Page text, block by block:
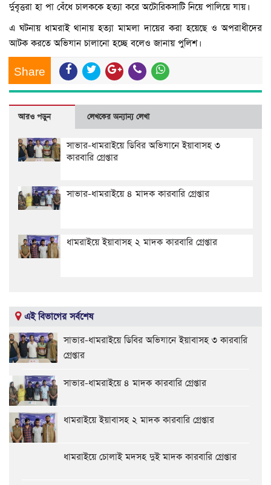
র্দুবৃত্তরা হা পা বেঁধে চালককে হত্যা করে অটোরিকসাটি নিয়ে পালিয়ে যায়।
এ ঘটনায় ধামরাই থানায় হত্যা মামলা দায়ের করা হয়েছে ও অপরাধীদের
আটক করতে অভিযান চালানো হচ্ছে বলেও জানায় পুলিশ।
Share
আরও পড়ুন লেখকের অন্যান্য লেখা
সাভার-ধামরাইয়ে ডিবির অভিযানে ইয়াবাসহ ৩
কারবারি গ্রেপ্তার
সাভার-ধামরাইয়ে ৪ মাদক কারবারি গ্রেপ্তার
ধামরাইয়ে ইয়াবাসহ ২ মাদক কারবারি গ্রেপ্তার
এই বিভাগের সর্বশেষ
সাভার-ধামরাইয়ে ডিবির অভিযানে ইয়াবাসহ ৩ কারবারি
গ্রেপ্তার
সাভার-ধামরাইয়ে ৪ মাদক কারবারি গ্রেপ্তার
ধামরাইয়ে ইয়াবাসহ ২ মাদক কারবারি গ্রেপ্তার
ধামরাইয়ে চোলাই মদসহ দুই মাদক কারবারি গ্রেপ্তার